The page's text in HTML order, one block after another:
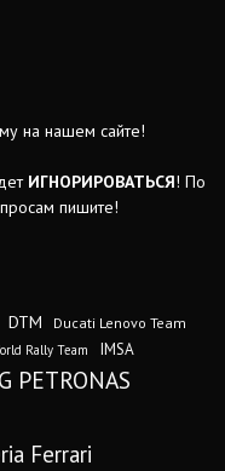
на нашем сайте!
ИГНОРИРОВАТЬСЯ! По
пишите!
DTM Ducati Lenovo Team
Rally Team IMSA
PETRONAS
Ferrari